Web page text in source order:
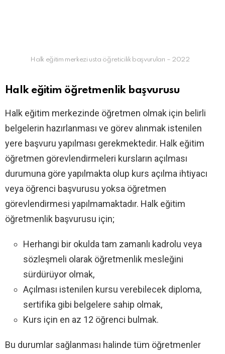
Halk eğitim merkezi usta öğreticilik başvuruları – 2022
Halk eğitim öğretmenlik başvurusu
Halk eğitim merkezinde öğretmen olmak için belirli
belgelerin hazırlanması ve görev alınmak istenilen
yere başvuru yapılması gerekmektedir. Halk eğitim
öğretmen görevlendirmeleri kursların açılması
durumuna göre yapılmakta olup kurs açılma ihtiyacı
veya öğrenci başvurusu yoksa öğretmen
görevlendirmesi yapılmamaktadır. Halk eğitim
öğretmenlik başvurusu için;
Herhangi bir okulda tam zamanlı kadrolu veya
sözleşmeli olarak öğretmenlik mesleğini
sürdürüyor olmak,
Açılması istenilen kursu verebilecek diploma,
sertifika gibi belgelere sahip olmak,
Kurs için en az 12 öğrenci bulmak.
Bu durumlar sağlanması halinde tüm öğretmenler